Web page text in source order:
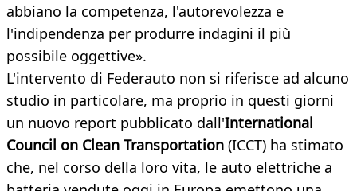
abbiano la competenza, l'autorevolezza e
l'indipendenza per produrre indagini il più
possibile oggettive».
L'intervento di Federauto non si riferisce ad alcuno
studio in particolare, ma proprio in questi giorni
un nuovo report pubblicato dall'International
Council on Clean Transportation (ICCT) ha stimato
che, nel corso della loro vita, le auto elettriche a